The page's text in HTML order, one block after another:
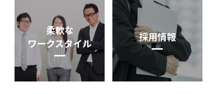
柔軟な
ワークスタイル
採用情報